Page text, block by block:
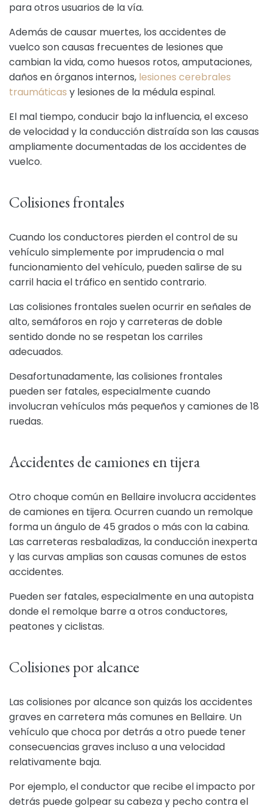
para otros usuarios de la vía.
Además de causar muertes, los accidentes de
vuelco son causas frecuentes de lesiones que
cambian la vida, como huesos rotos, amputaciones,
daños en órganos internos, lesiones cerebrales
traumáticas y lesiones de la médula espinal.
El mal tiempo, conducir bajo la influencia, el exceso
de velocidad y la conducción distraída son las causas
ampliamente documentadas de los accidentes de
vuelco.
Colisiones frontales
Cuando los conductores pierden el control de su
vehículo simplemente por imprudencia o mal
funcionamiento del vehículo, pueden salirse de su
carril hacia el tráfico en sentido contrario.
Las colisiones frontales suelen ocurrir en señales de
alto, semáforos en rojo y carreteras de doble
sentido donde no se respetan los carriles
adecuados.
Desafortunadamente, las colisiones frontales
pueden ser fatales, especialmente cuando
involucran vehículos más pequeños y camiones de 18
ruedas.
Accidentes de camiones en tijera
Otro choque común en Bellaire involucra accidentes
de camiones en tijera. Ocurren cuando un remolque
forma un ángulo de 45 grados o más con la cabina.
Las carreteras resbaladizas, la conducción inexperta
y las curvas amplias son causas comunes de estos
accidentes.
Pueden ser fatales, especialmente en una autopista
donde el remolque barre a otros conductores,
peatones y ciclistas.
Colisiones por alcance
Las colisiones por alcance son quizás los accidentes
graves en carretera más comunes en Bellaire. Un
vehículo que choca por detrás a otro puede tener
consecuencias graves incluso a una velocidad
relativamente baja.
Por ejemplo, el conductor que recibe el impacto por
detrás puede golpear su cabeza y pecho contra el